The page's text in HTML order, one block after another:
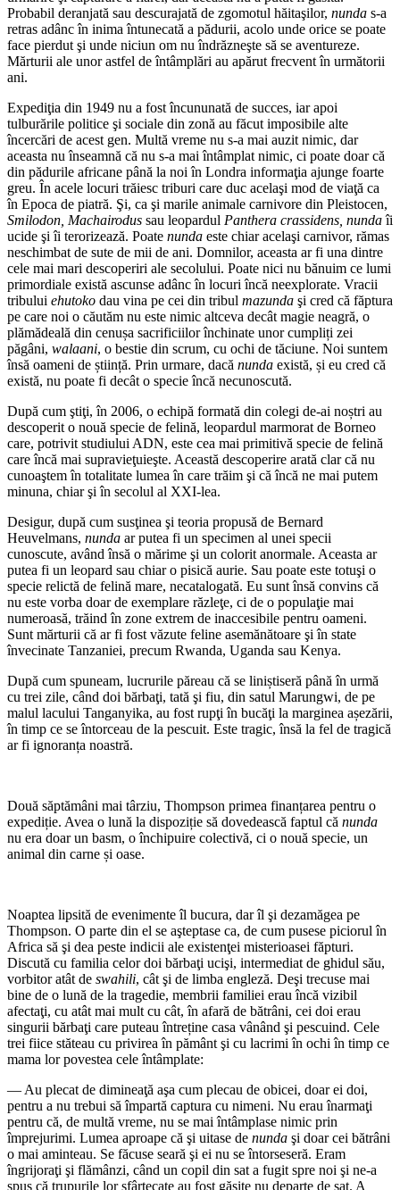
Probabil deranjată sau descurajată de zgomotul hăitaşilor, nunda s-a
retras adânc în inima întunecată a pădurii, acolo unde orice se poate
face pierdut şi unde niciun om nu îndrăzneşte să se aventureze.
Mărturii ale unor astfel de întâmplări au apărut frecvent în următorii
ani.
Expediţia din 1949 nu a fost încununată de succes, iar apoi
tulburările politice şi sociale din zonă au făcut imposibile alte
încercări de acest gen. Multă vreme nu s-a mai auzit nimic, dar
aceasta nu înseamnă că nu s-a mai întâmplat nimic, ci poate doar că
din pădurile africane până la noi în Londra informaţia ajunge foarte
greu. În acele locuri trăiesc triburi care duc acelaşi mod de viaţă ca
în Epoca de piatră. Şi, ca şi marile animale carnivore din Pleistocen,
Smilodon, Machairodus sau leopardul Panthera crassidens, nundaîi
ucide şi îi terorizează. Poate nunda este chiar acelaşi carnivor, rămas
neschimbat de sute de mii de ani. Domnilor, aceasta ar fi una dintre
cele mai mari descoperiri ale secolului. Poate nici nu bănuim ce lumi
primordiale există ascunse adânc în locuri încă neexplorate. Vracii
tribului ehutoko dau vina pe cei din tribul mazunda şi cred că făptura
pe care noi o căutăm nu este nimic altceva decât magie neagră, o
plămădeală din cenușa sacrificiilor închinate unor cumpliți zei
păgâni, walaani, o bestie din scrum, cu ochi de tăciune. Noi suntem
însă oameni de știință. Prin urmare, dacă nunda există, și eu cred că
există, nu poate fi decât o specie încă necunoscută.
După cum ştiţi, în 2006, o echipă formată din colegi de-ai noștri au
descoperit o nouă specie de felină, leopardul marmorat de Borneo
care, potrivit studiului ADN, este cea mai primitivă specie de felină
care încă mai supravieţuieşte. Această descoperire arată clar că nu
cunoaştem în totalitate lumea în care trăim şi că încă ne mai putem
minuna, chiar şi în secolul al XXI-lea.
Desigur, după cum susţinea şi teoria propusă de Bernard
Heuvelmans, nunda ar putea fi un specimen al unei specii
cunoscute, având însă o mărime şi un colorit anormale. Aceasta ar
putea fi un leopard sau chiar o pisică aurie. Sau poate este totuşi o
specie relictă de felină mare, necatalogată. Eu sunt însă convins că
nu este vorba doar de exemplare răzleţe, ci de o populaţie mai
numeroasă, trăind în zone extrem de inaccesibile pentru oameni.
Sunt mărturii că ar fi fost văzute feline asemănătoare şi în state
învecinate Tanzaniei, precum Rwanda, Uganda sau Kenya.
După cum spuneam, lucrurile păreau că se liniștiseră până în urmă
cu trei zile, când doi bărbaţi, tată şi fiu, din satul Marungwi, de pe
malul lacului Tanganyika, au fost rupţi în bucăţi la marginea așezării,
în timp ce se întorceau de la pescuit. Este tragic, însă la fel de tragică
ar fi ignoranța noastră.
Două săptămâni mai târziu, Thompson primea finanțarea pentru o
expediție. Avea o lună la dispoziție să dovedească faptul că nunda
nu era doar un basm, o închipuire colectivă, ci o nouă specie, un
animal din carne și oase.
Noaptea lipsită de evenimente îl bucura, dar îl şi dezamăgea pe
Thompson. O parte din el se aşteptase ca, de cum pusese piciorul în
Africa să şi dea peste indicii ale existenţei misterioasei făpturi.
Discută cu familia celor doi bărbaţi ucişi, intermediat de ghidul său,
vorbitor atât de swahili, cât şi de limba engleză. Deşi trecuse mai
bine de o lună de la tragedie, membrii familiei erau încă vizibil
afectaţi, cu atât mai mult cu cât, în afară de bătrâni, cei doi erau
singurii bărbaţi care puteau întreține casa vânând şi pescuind. Cele
trei fiice stăteau cu privirea în pământ şi cu lacrimi în ochi în timp ce
mama lor povestea cele întâmplate:
— Au plecat de dimineaţă aşa cum plecau de obicei, doar ei doi,
pentru a nu trebui să împartă captura cu nimeni. Nu erau înarmaţi
pentru că, de multă vreme, nu se mai întâmplase nimic prin
împrejurimi. Lumea aproape că şi uitase de nunda şi doar cei bătrâni
o mai aminteau. Se făcuse seară şi ei nu se întorseseră. Eram
îngrijoraţi şi flămânzi, când un copil din sat a fugit spre noi şi ne-a
spus că trupurile lor sfârtecate au fost găsite nu departe de sat. A